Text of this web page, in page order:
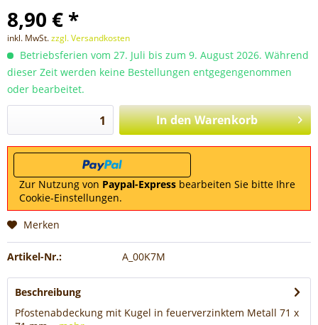
8,90 € *
inkl. MwSt.zzgl. Versandkosten
Betriebsferien vom 27. Juli bis zum 9. August 2026. Während
dieser Zeit werden keine Bestellungen entgegengenommen
oder bearbeitet.
In denWarenkorb
Zur Nutzung von Paypal-Express bearbeiten Sie bitte Ihre
Cookie-Einstellungen.
Merken
Artikel-Nr.: A_00K7M
Beschreibung
Pfostenabdeckung mit Kugel in feuerverzinktem Metall 71 x